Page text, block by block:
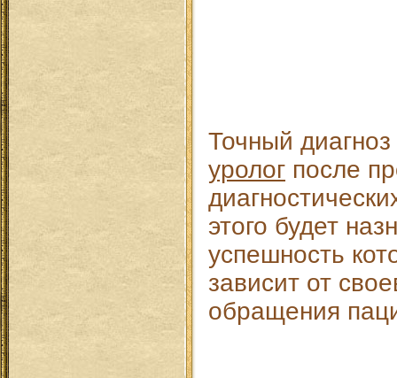
Точный
уролог после
этого будет
успешность
зависит от
обращения